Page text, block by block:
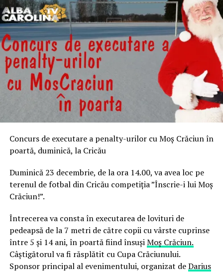
Concurs de executare a penalty-urilor cu Moș Crăciun în
poartă, duminică, la Cricău
Duminică 23 decembrie, de la ora 14.00, va avea loc pe
terenul de fotbal din Cricău competiția ”Înscrie-i lui Moș
Crăciun!”.
Întrecerea va consta în executarea de lovituri de
pedeapsă de la 7 metri de către copii cu vârste cuprinse
între 5 și 14 ani, în poartă fiind însușiMoș Crăciun.
Câștigătorul va fi răsplătit cu Cupa Crăciunului.
Sponsor principal al evenimentului, organizat deDarius